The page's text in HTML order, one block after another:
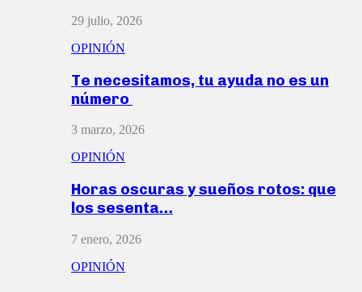
29 julio, 2026
OPINIÓN
Te necesitamos, tu ayuda no es un
número
3 marzo, 2026
OPINIÓN
Horas oscuras y sueños rotos: que
los sesenta…
7 enero, 2026
OPINIÓN